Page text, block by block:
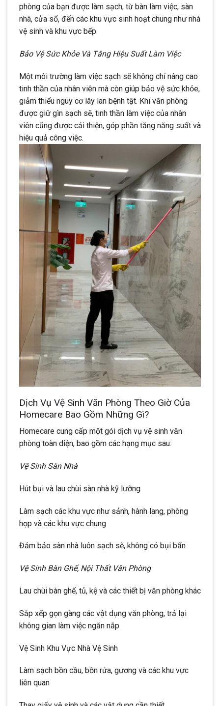
phòng của bạn được làm sạch, từ bàn làm việc, sàn
nhà, cửa sổ, đến các khu vực sinh hoạt chung như nhà
vệ sinh và khu vực bếp.
Bảo Vệ Sức Khỏe Và Tăng Hiệu Suất Làm Việc
Một môi trường làm việc sạch sẽ không chỉ nâng cao
tinh thần của nhân viên mà còn giúp bảo vệ sức khỏe,
giảm thiểu nguy cơ lây lan bệnh tật. Khi văn phòng
được giữ gìn sạch sẽ, tinh thần làm việc của nhân
viên cũng được cải thiện, góp phần tăng năng suất và
hiệu quả công việc.
Dịch Vụ Vệ Sinh Văn Phòng Theo Giờ Của
Homecare Bao Gồm Những Gì?
Homecare cung cấp một gói dịch vụ vệ sinh văn
phòng toàn diện, bao gồm các hạng mục sau:
Vệ Sinh Sàn Nhà
Hút bụi và lau chùi sàn nhà kỹ lưỡng
Làm sạch các khu vực như sảnh, hành lang, phòng
họp và các khu vực chung
Đảm bảo sàn nhà luôn sạch sẽ, không có bụi bẩn
Vệ Sinh Bàn Ghế, Nội Thất Văn Phòng
Lau chùi bàn ghế, tủ, kệ và các thiết bị văn phòng khác
Sắp xếp gọn gàng các vật dụng văn phòng, trả lại
không gian làm việc ngăn nắp
Vệ Sinh Khu Vực Nhà Vệ Sinh
Làm sạch bồn cầu, bồn rửa, gương và các khu vực
liên quan